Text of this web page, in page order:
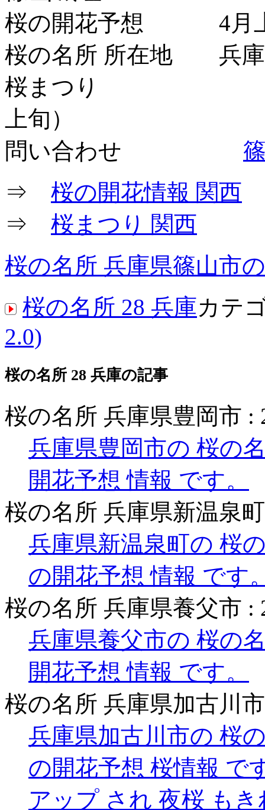
桜の開花予想 4月上
桜の名所 所在地 兵庫
桜まつり 丹波篠
上旬）
問い合わせ
⇒ 桜の開花情報 関西
⇒ 桜まつり 関西
桜の名所 兵庫県篠山市
桜の名所 28 兵庫カテ
2.0)
桜の名所 28 兵庫の記事
桜の名所 兵庫県豊岡市 :
兵庫県豊岡市の 桜の
開花予想 情報 です。
桜の名所 兵庫県新温泉
兵庫県新温泉町の 桜
の開花予想 情報 です
桜の名所 兵庫県養父市 :
兵庫県養父市の 桜の
開花予想 情報 です。
桜の名所 兵庫県加古川
兵庫県加古川市の 桜
の開花予想 桜情報 で
アップ され 夜桜 も